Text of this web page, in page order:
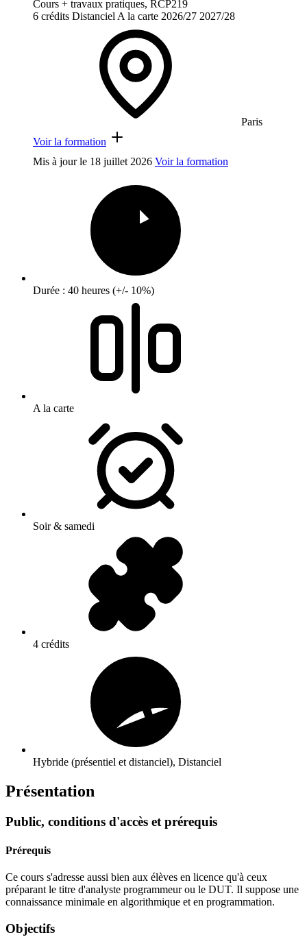
Cours + travaux pratiques, RCP219
6 crédits DistancielA la carte 2026/27 2027/28
Paris
Voir la formation
Mis à jour le 18 juillet 2026 Voir la formation
Durée : 40 heures (+/- 10%)
A la carte
Soir & samedi
4 crédits
Hybride (présentiel et distanciel), Distanciel
Présentation
Public, conditions d'accès et prérequis
Prérequis
Ce cours s'adresse aussi bien aux élèves en licence qu'à ceux
préparant le titre d'analyste programmeur ou le DUT. Il suppose une
connaissance minimale en algorithmique et en programmation.
Objectifs